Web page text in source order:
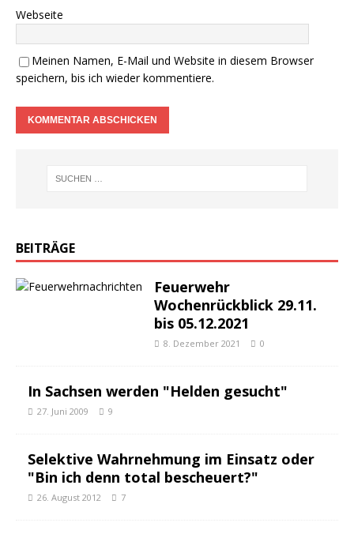
Webseite
Meinen Namen, E-Mail und Website in diesem Browser
speichern, bis ich wieder kommentiere.
BEITRÄGE
Feuerwehr
Wochenrückblick 29.11.
bis 05.12.2021
8. Dezember 2021 0
In Sachsen werden "Helden gesucht"
27. Juni 2009 9
Selektive Wahrnehmung im Einsatz oder
"Bin ich denn total bescheuert?"
26. August 2012 7